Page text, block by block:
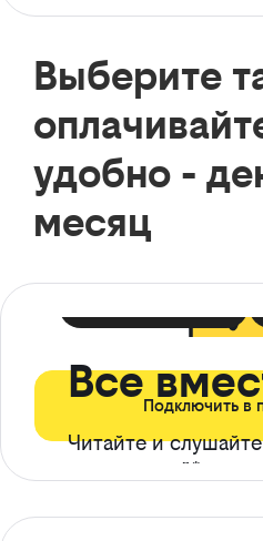
Выберите
удобно -
месяц
Все
Читайте и
ограничений*
Подключить в